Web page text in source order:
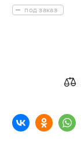
под заказ